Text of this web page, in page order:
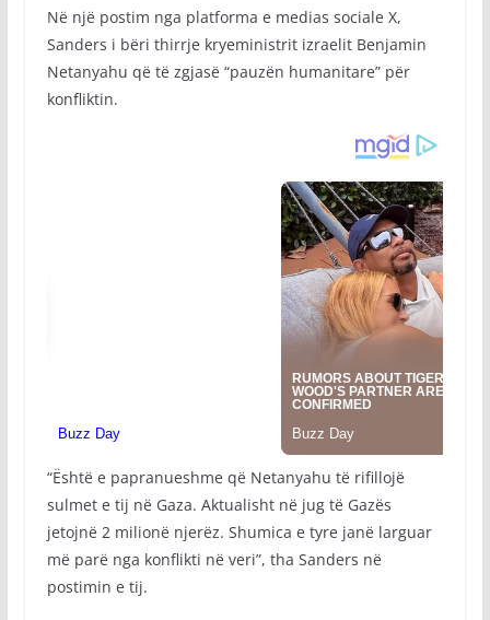
Në një postim nga platforma e medias sociale X,
Sanders i bëri thirrje kryeministrit izraelit Benjamin
Netanyahu që të zgjasë “pauzën humanitare” për
konfliktin.
“Është e papranueshme që Netanyahu të rifillojë
sulmet e tij në Gaza. Aktualisht në jug të Gazës
jetojnë 2 milionë njerëz. Shumica e tyre janë larguar
më parë nga konflikti në veri”, tha Sanders në
postimin e tij.